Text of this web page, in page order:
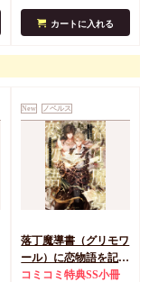
カートに入れる
New ノベルス
落丁魔導書（グリモワ
ール）に恋物語を記す
には（単品）
コミコミ特典SS小冊